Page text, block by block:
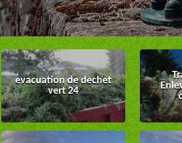
evacuation de dechet
vert 24